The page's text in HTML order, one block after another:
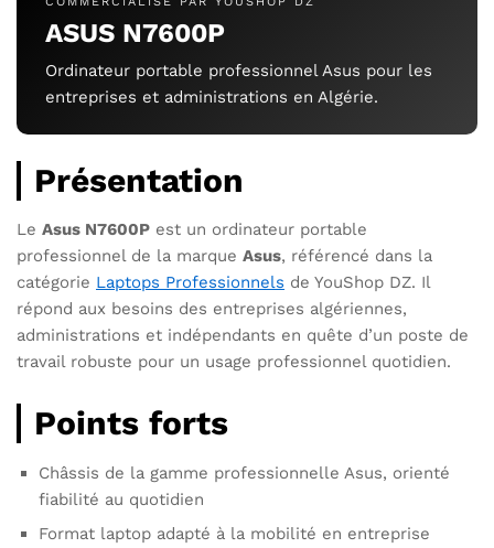
ASUS N7600P
Ordinateur portable professionnel Asus pour les
entreprises et administrations en Algérie.
Présentation
Le Asus N7600P est un ordinateur portable
professionnel de la marque Asus, référencé dans la
catégorie Laptops Professionnels de YouShop DZ. Il
répond aux besoins des entreprises algériennes,
administrations et indépendants en quête d’un poste de
travail robuste pour un usage professionnel quotidien.
Points forts
Châssis de la gamme professionnelle Asus, orienté
fiabilité au quotidien
Format laptop adapté à la mobilité en entreprise